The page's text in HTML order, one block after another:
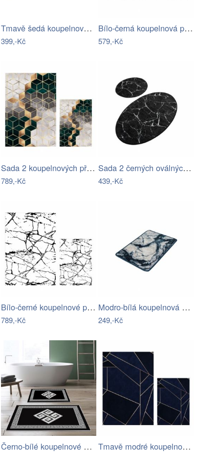
Tmavě šedá koupelnová předložka 50x80…
399,-Kč
Bílo-černá koupelnová předložka 60x40…
579,-Kč
Sada 2 koupelnových předložek Mila Home…
789,-Kč
Sada 2 černých oválných koupelnových…
439,-Kč
Bílo-černé koupelnové předložky v sadě…
789,-Kč
Modro-bílá koupelnová předložka s…
249,-Kč
Černo-bílé koupelnové předložky v sadě… Tmavě modré koupelnové předložky v sadě…